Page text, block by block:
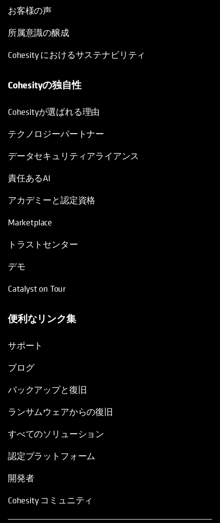
お客様の声
所属意識の醸成
Cohesity におけるサステナビリティ
Cohesityの独自性
Cohesityが選ばれる理由
テクノロジーパートナー
データセキュリティアライアンス
責任あるAI
アカデミーと認定資格
Marketplace
トラストセンター
デモ
Catalyst on Tour
便利なリンク集
サポート
ブログ
バックアップと復旧
ランサムウェアからの復旧
すべてのソリューション
認定プラットフォーム
開発者
新しいタブで開く
Cohesity コミュニティ